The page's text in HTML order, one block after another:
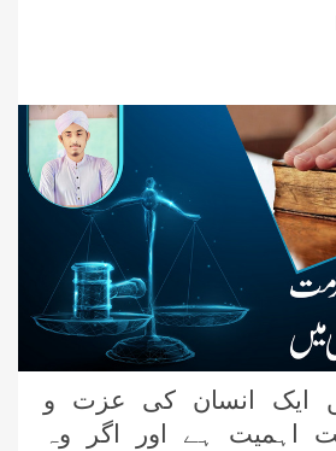
ایک انسان کی عزت و
اہمیت ہے اور اگر وہ